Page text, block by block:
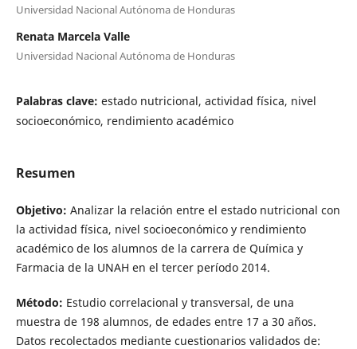
Universidad Nacional Autónoma de Honduras
Renata Marcela Valle
Universidad Nacional Autónoma de Honduras
Palabras clave: estado nutricional, actividad física, nivel
socioeconómico, rendimiento académico
Resumen
Objetivo: Analizar la relación entre el estado nutricional con
la actividad física, nivel socioeconómico y rendimiento
académico de los alumnos de la carrera de Química y
Farmacia de la UNAH en el tercer período 2014.
Método: Estudio correlacional y transversal, de una
muestra de 198 alumnos, de edades entre 17 a 30 años.
Datos recolectados mediante cuestionarios validados de: